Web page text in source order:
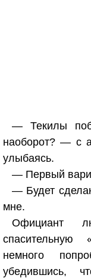
— Текилы
наоборот? — с
улыбаясь.
— Первый
— Будет
мне.
Официант
немного
убедившись,